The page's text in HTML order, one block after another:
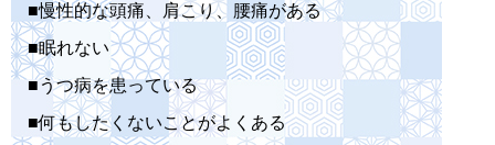
■慢性的な頭痛、肩こり、腰痛がある
■眠れない
■うつ病を患っている
■何もしたくないことがよくある